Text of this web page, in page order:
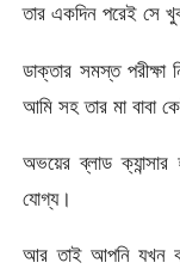
তার একদিন পরেই সে
ডাক্তার সমস্ত পরীক্ষা
আমি সহ তার মা বাবা
অভয়ের ব্লাড
যোগ্য।
আর তাই আপনি যখন